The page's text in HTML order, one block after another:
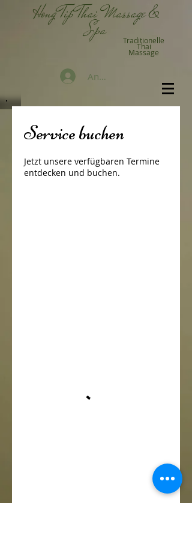
Hong Tip Thai Massage &
Spa Traditionelle
Thai
Massage
Anmelden
Service buchen
Jetzt unsere verfügbaren Termine
entdecken und buchen.